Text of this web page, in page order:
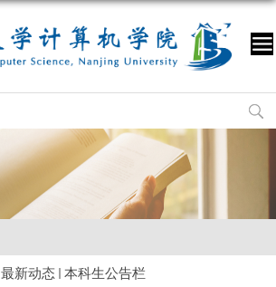
最新动态 本科生公告栏